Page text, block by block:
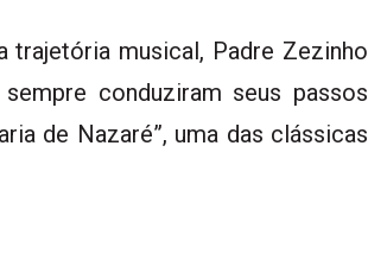
musical, Padre Zezinho
conduziram seus passos
de Nazaré”, uma das clássicas